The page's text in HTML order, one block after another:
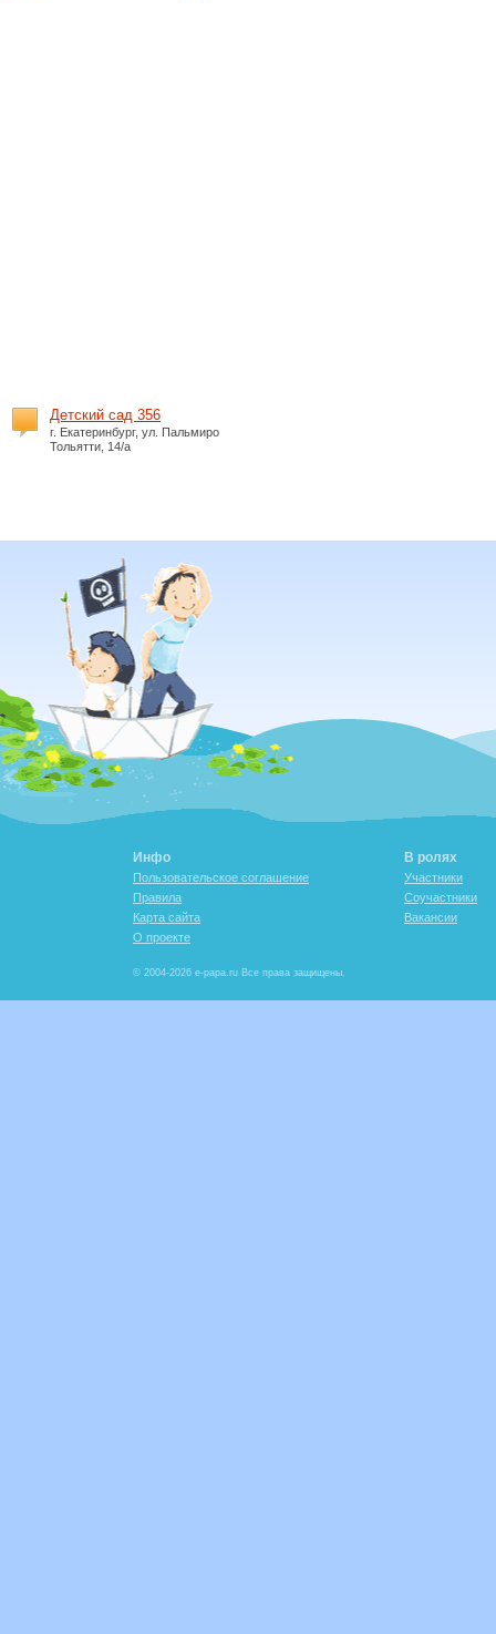
Детский сад 356
г. Екатеринбург, ул. Пальмиро
Тольятти, 14/а
Инфо
Пользовательское соглашение
Правила
Карта сайта
О проекте
В ролях
Участники
Соучастники
Вакансии
© 2004-2026 e-papa.ru Все права защищены.